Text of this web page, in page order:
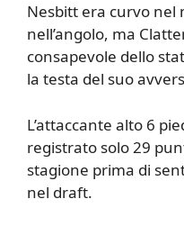
Nesbitt era curvo nel
nell’angolo, ma
consapevole dello
la testa del suo
L’attaccante alto 6
registrato solo 29
stagione prima di
nel draft.